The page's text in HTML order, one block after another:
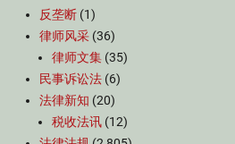
反垄断 (1)
律师风采 (36)
律师文集 (35)
民事诉讼法 (6)
法律新知 (20)
税收法讯 (12)